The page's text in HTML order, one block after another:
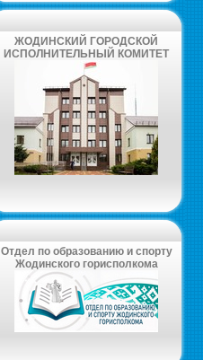
ЖОДИНСКИЙ ГОРОДСКОЙ
ИСПОЛНИТЕЛЬНЫЙ КОМИТЕТ
Отдел по образованию и спорту
Жодинского горисполкома